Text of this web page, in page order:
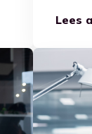
Lees